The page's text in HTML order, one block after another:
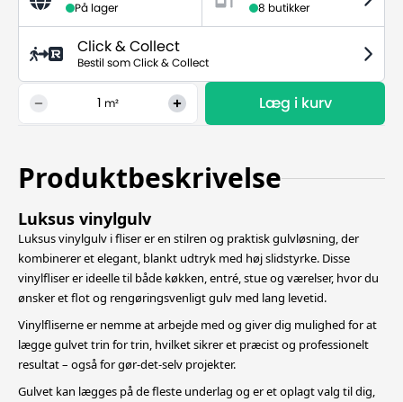
På lager 8 butikker
Click & Collect
Bestil som Click & Collect
m² Læg i kurv
Produktbeskrivelse
Luksus vinylgulv
Luksus vinylgulv i fliser er en stilren og praktisk gulvløsning, der
kombinerer et elegant, blankt udtryk med høj slidstyrke. Disse
vinylfliser er ideelle til både køkken, entré, stue og værelser, hvor du
ønsker et flot og rengøringsvenligtgulv med lang levetid.
Vinylfliserne er nemme at arbejde med og giver dig mulighed for at
lægge gulvet trin for trin, hvilket sikrer et præcist og professionelt
resultat – også for gør-det-selv projekter.
Gulvet kan lægges på de fleste underlag og er et oplagt valg til dig,